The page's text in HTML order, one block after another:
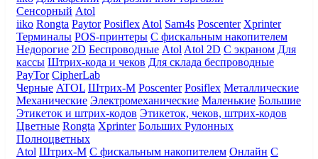
Сенсорный Atol
iiko Rongta Paytor Posiflex Atol Sam4s Poscenter Xprinter
Терминалы POS-принтеры С фискальным накопителем
Недорогие 2D Беспроводные Atol Atol 2D С экраном Для
кассы Штрих-кода и чеков Для склада беспроводные
PayTor CipherLab
Черные ATOL Штрих-М Poscenter Posiflex Металлические
Механические Электромеханические Маленькие Большие
Этикеток и штрих-кодов Этикеток, чеков, штрих-кодов
Цветные Rongta Xprinter Больших Рулонных
Полноцветных
Atol Штрих-М С фискальным накопителем Онлайн С